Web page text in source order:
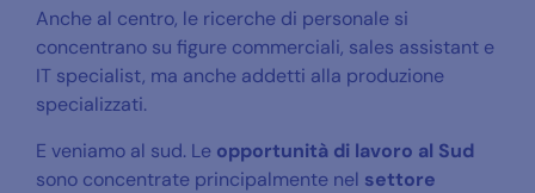
Anche al centro, le ricerche di personale si
concentrano su figure commerciali, sales assistant e
IT specialist, ma anche addetti alla produzione
specializzati.
E veniamo al sud. Le opportunità di lavoro al Sud
sono concentrate principalmente nel settore